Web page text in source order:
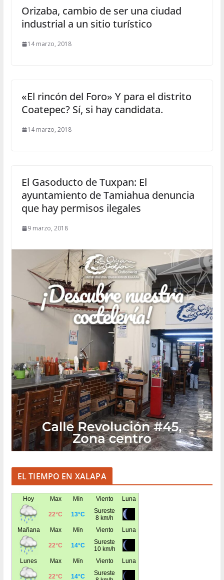
Orizaba, cambio de ser una ciudad
industrial a un sitio turístico
14 marzo, 2018
«El rincón del Foro» Y para el distrito
Coatepec? Sí, si hay candidata.
14 marzo, 2018
El Gasoducto de Tuxpan: El
ayuntamiento de Tamiahua denuncia
que hay permisos ilegales
9 marzo, 2018
EL TIEMPO EN XALAPA